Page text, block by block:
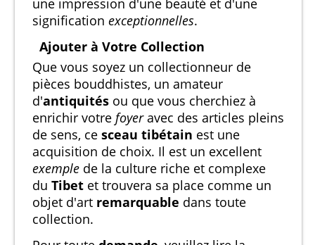
une impression d'une beauté et d'une
signification exceptionnelles.
Ajouter à Votre Collection
Que vous soyez un collectionneur de
pièces bouddhistes, un amateur
d'antiquités ou que vous cherchiez à
enrichir votre foyeravec des articles pleins
de sens, ce sceau tibétain est une
acquisition de choix. Il est un excellent
exemple de la culture riche et complexe
du Tibet et trouvera sa place comme un
objet d'art remarquable dans toute
collection.